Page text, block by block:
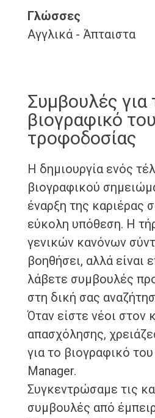
Γλώσσες
Αγγλικά - Άπταιστα
Συμβουλές για
βιογραφικό
τροφοδοσίας
Η δημιουργία ενός
βιογραφικού
έναρξη της καριέρας
εύκολη υπόθεση. Η
γενικών κανόνων
βοηθήσει, αλλά είναι
λάβετε συμβουλές
στη δική σας
Όταν είστε νέοι στον
απασχόλησης,
για το βιογραφικό
Manager.
Συγκεντρώσαμε τις
συμβουλές από